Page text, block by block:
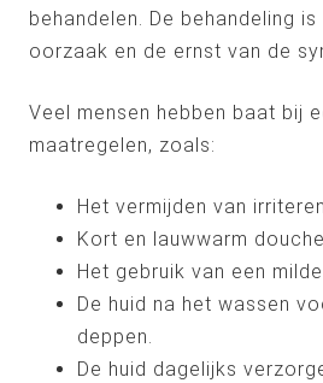
behandelen. De behandeling
oorzaak en de ernst van de
Veel mensen hebben baat bij
maatregelen, zoals:
Het vermijden van
Kort en lauwwarm
Het gebruik van een milde
De huid na het wassen
deppen.
De huid dagelijks